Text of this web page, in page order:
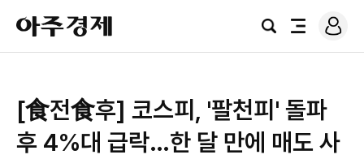
아
주
경
검
전
로
그
[食전食후] 코스피, '팔천피' 돌파
후 4%대 급락…한 달 만에 매도 사